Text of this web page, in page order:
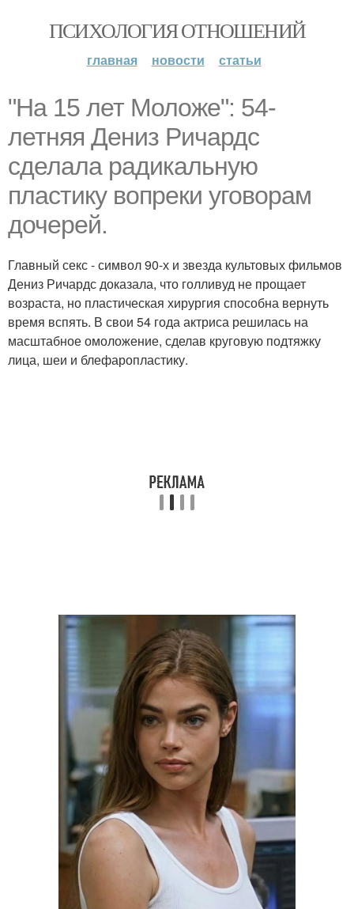
ПСИХОЛОГИЯ ОТНОШЕНИЙ
главная новости статьи
"На 15 лет Моложе": 54-
летняя Дениз Ричардс
сделала радикальную
пластику вопреки уговорам
дочерей.
Главный секс - символ 90-х и звезда культовых фильмов
Дениз Ричардс доказала, что голливуд не прощает
возраста, но пластическая хирургия способна вернуть
время вспять. В свои 54 года актриса решилась на
масштабное омоложение, сделав круговую подтяжку
лица, шеи и блефаропластику.